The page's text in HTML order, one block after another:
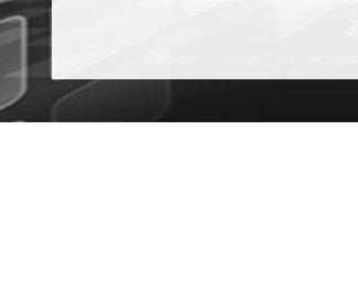
以太网10G MAC IP
以太网 10G TSN MAC IP